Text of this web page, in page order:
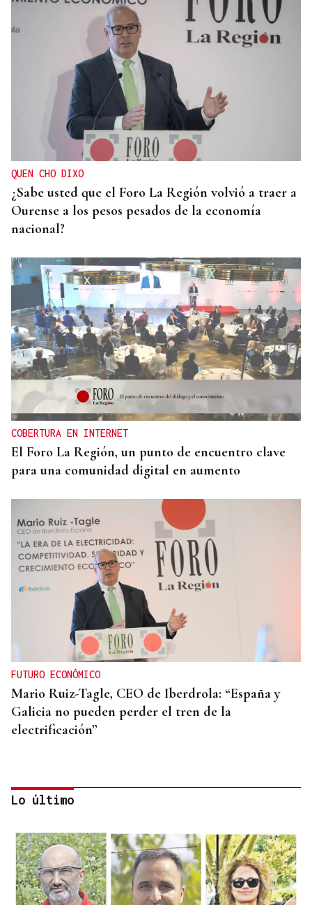
QUEN CHO DIXO
¿Sabe usted que el Foro La Región volvió a traer a
Ourense a los pesos pesados de la economía
nacional?
COBERTURA EN INTERNET
El Foro La Región, un punto de encuentro clave
para una comunidad digital en aumento
FUTURO ECONÓMICO
Mario Ruiz-Tagle, CEO de Iberdrola: “España y
Galicia no pueden perder el tren de la
electrificación”
ÁLBUM DE FOTOS
Lo último